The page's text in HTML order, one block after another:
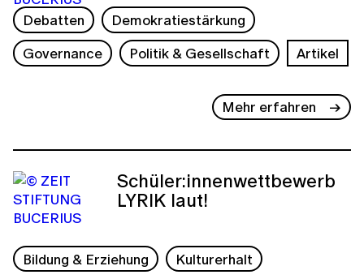
Debatten
Demokratiestärkung
Governance
Politik & Gesellschaft Artikel
Mehr erfahren
Schüler:innenwettbewerb
LYRIK laut!
Bildung & Erziehung
Kulturerhalt